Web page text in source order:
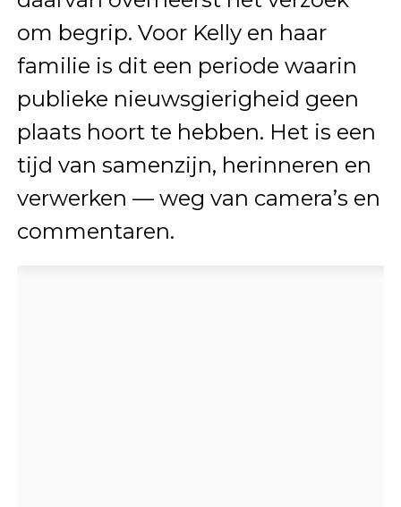
om begrip. Voor Kelly en haar
familie is dit een periode waarin
publieke nieuwsgierigheid geen
plaats hoort te hebben. Het is een
tijd van samenzijn, herinneren en
verwerken — weg van camera’s en
commentaren.